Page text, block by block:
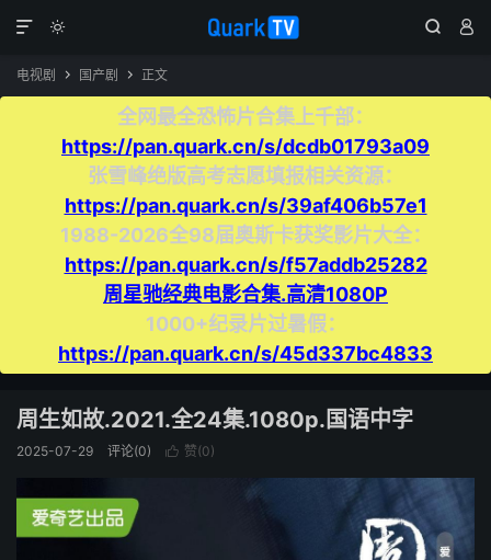
  

电视剧  国产剧  正文
全网最全恐怖片合集上千部：
https://pan.quark.cn/s/dcdb01793a09
张雪峰绝版高考志愿填报相关资源：
https://pan.quark.cn/s/39af406b57e1
1988-2026全98届奥斯卡获奖影片大全：
https://pan.quark.cn/s/f57addb25282
周星驰经典电影合集.高清1080P
1000+纪录片过暑假：
https://pan.quark.cn/s/45d337bc4833
周生如故.2021.全24集.1080p.国语中字
2025-07-29 评论(0)  赞(0)